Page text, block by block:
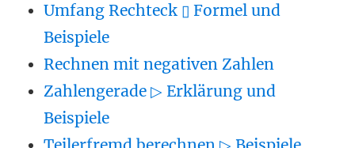
Umfang Rechteck ▯ Formel und
Beispiele
Rechnen mit negativen Zahlen
Zahlengerade ▷ Erklärung und
Beispiele